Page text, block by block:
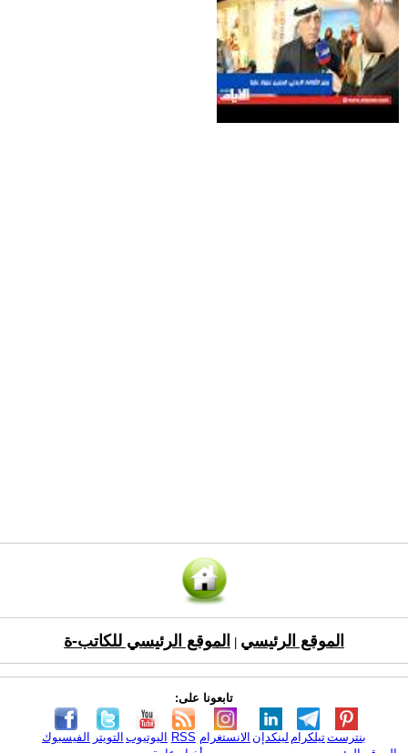
الموقع الرئيسي الموقع الرئيسي للكاتب-ة
تابعونا على:
الفيسبوك التويتر اليوتيوب RSS الانستغرام لينكدإن تيلكرامبنترست